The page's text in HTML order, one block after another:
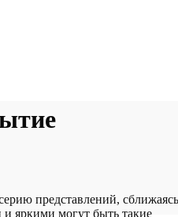
представлений, сближаясь
яркими могут быть такие